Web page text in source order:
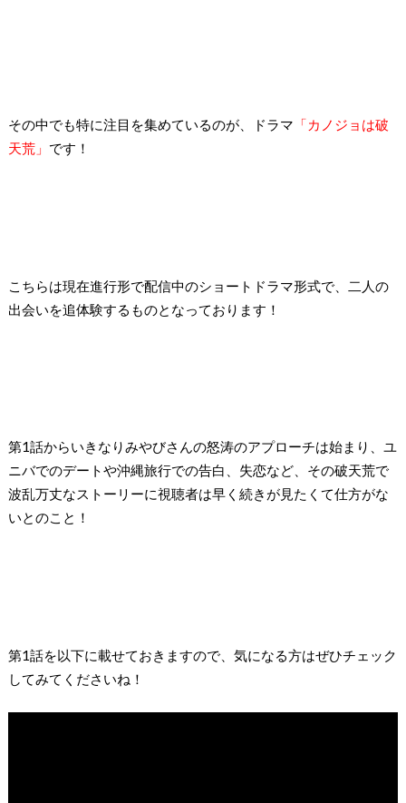
その中でも特に注目を集めているのが、ドラマ 「カノジョは破
天荒」 です！
こちらは現在進行形で配信中のショートドラマ形式で、二人の
出会いを追体験するものとなっております！
第1話からいきなりみやびさんの怒涛のアプローチは始まり、ユ
ニバでのデートや沖縄旅行での告白、失恋など、その破天荒で
波乱万丈なストーリーに視聴者は早く続きが見たくて仕方がな
いとのこと！
第1話を以下に載せておきますので、気になる方はぜひチェック
してみてくださいね！